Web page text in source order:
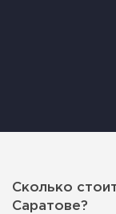
Сколько
Саратове?